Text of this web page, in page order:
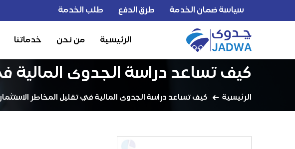
سياسة ضمان الخدمة طرق الدفع طلب الخدمة
الرئيسية من نحن خدماتنا
كيف تساعد دراسة الجدوى المالية
الرئيسية كيف تساعد دراسة الجدوى المالية في تقليل المخاطر